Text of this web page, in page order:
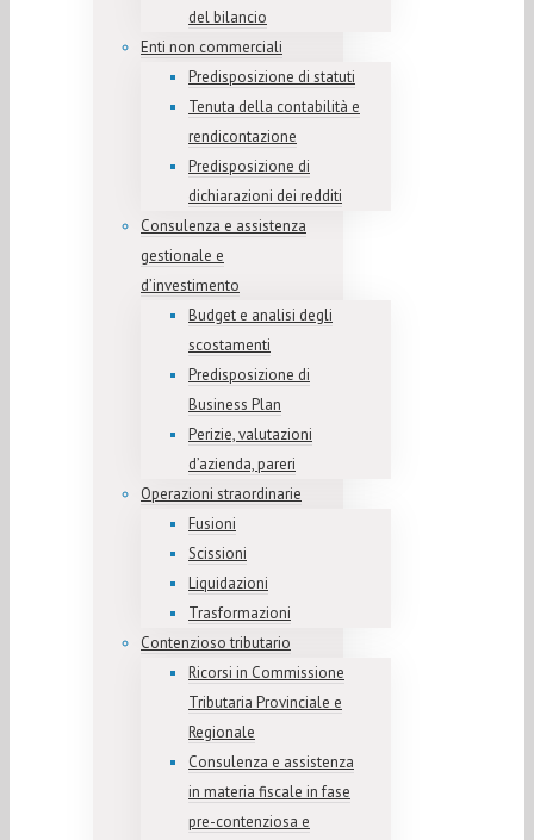
del bilancio
Enti non commerciali
Predisposizione di statuti
Tenuta della contabilità e
rendicontazione
Predisposizione di
dichiarazioni dei redditi
Consulenza e assistenza
gestionale e
d’investimento
Budget e analisi degli
scostamenti
Predisposizione di
Business Plan
Perizie, valutazioni
d’azienda, pareri
Operazioni straordinarie
Fusioni
Scissioni
Liquidazioni
Trasformazioni
Contenzioso tributario
Ricorsi in Commissione
Tributaria Provinciale e
Regionale
Consulenza e assistenza
in materia fiscale in fase
pre-contenziosa e